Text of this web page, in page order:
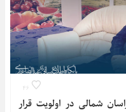
۴۶
شمالی در اولویت قرار